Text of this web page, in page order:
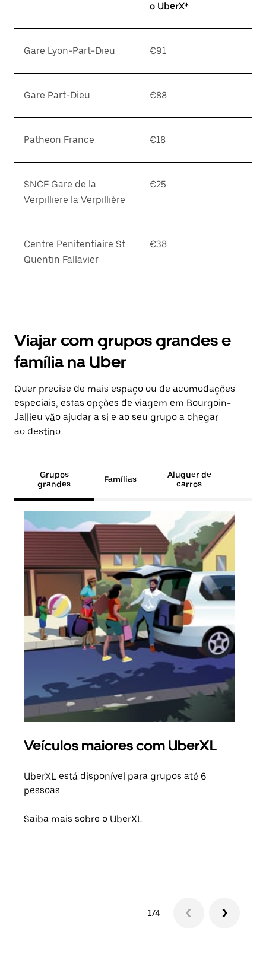
o UberX*
Gare Lyon-Part-Dieu €91
Gare Part-Dieu €88
Patheon France €18
SNCF Gare de la
Verpilliere la Verpillière
€25
Centre Penitentiaire St
Quentin Fallavier
€38
Viajar com grupos grandes e
família na Uber
Quer precise de mais espaço ou de acomodações
especiais, estas opções de viagem em Bourgoin-
Jallieu vão ajudar a si e ao seu grupo a chegar
ao destino.
Grupos
grandes
Famílias
Aluguer de
carros
Veículos maiores com UberXL
UberXL está disponível para grupos até 6
pessoas.
Saiba mais sobre o UberXL
1/4